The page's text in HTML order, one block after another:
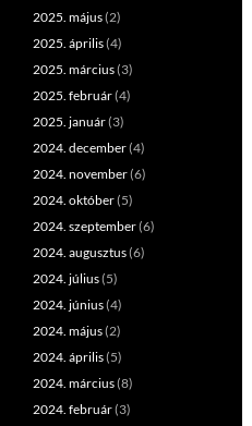
2025. május(2)
2025. április(4)
2025. március(3)
2025. február(4)
2025. január(3)
2024. december(4)
2024. november(6)
2024. október(5)
2024. szeptember(6)
2024. augusztus(6)
2024. július(5)
2024. június(4)
2024. május(2)
2024. április(5)
2024. március(8)
2024. február(3)